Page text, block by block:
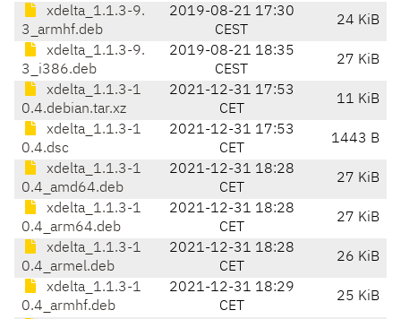
xdelta_1.1.3-9.
3_armhf.deb
2019-08-21 17:30
CEST
24 KiB
xdelta_1.1.3-9.
3_i386.deb
2019-08-21 18:35
CEST
27 KiB
xdelta_1.1.3-1
0.4.debian.tar.xz
2021-12-31 17:53
CET
11 KiB
xdelta_1.1.3-1
0.4.dsc
2021-12-31 17:53
CET
1443 B
xdelta_1.1.3-1
0.4_amd64.deb
2021-12-31 18:28
CET
27 KiB
xdelta_1.1.3-1
0.4_arm64.deb
2021-12-31 18:28
CET
27 KiB
xdelta_1.1.3-1
0.4_armel.deb
2021-12-31 18:28
CET
26 KiB
xdelta_1.1.3-1
0.4_armhf.deb
2021-12-31 18:29
CET
25 KiB